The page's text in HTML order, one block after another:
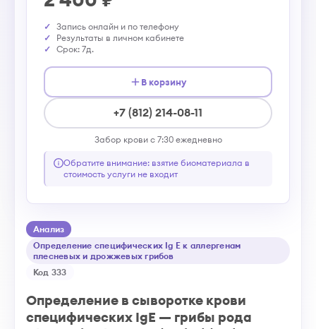
Анализ
Определение специфических Ig E к аллергенам
плесневых и дрожжевых грибов
Код 333
Определение в сыворотке крови
специфических IgE — грибы рода
Запись онлайн и по телефону
Результаты в личном кабинете
Срок: 7д.
В корзину
+7 (812) 214-08-11
Забор крови с 7:30 ежедневно
Обратите внимание: взятие биоматериала в
стоимость услуги не входит